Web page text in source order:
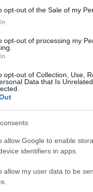
opt-out of the Sale of my
opt-out of processing my
opt-out of Collection, Use,
Data that Is
allow Google to enable
identifiers in apps.
allow my user data to be
mochten